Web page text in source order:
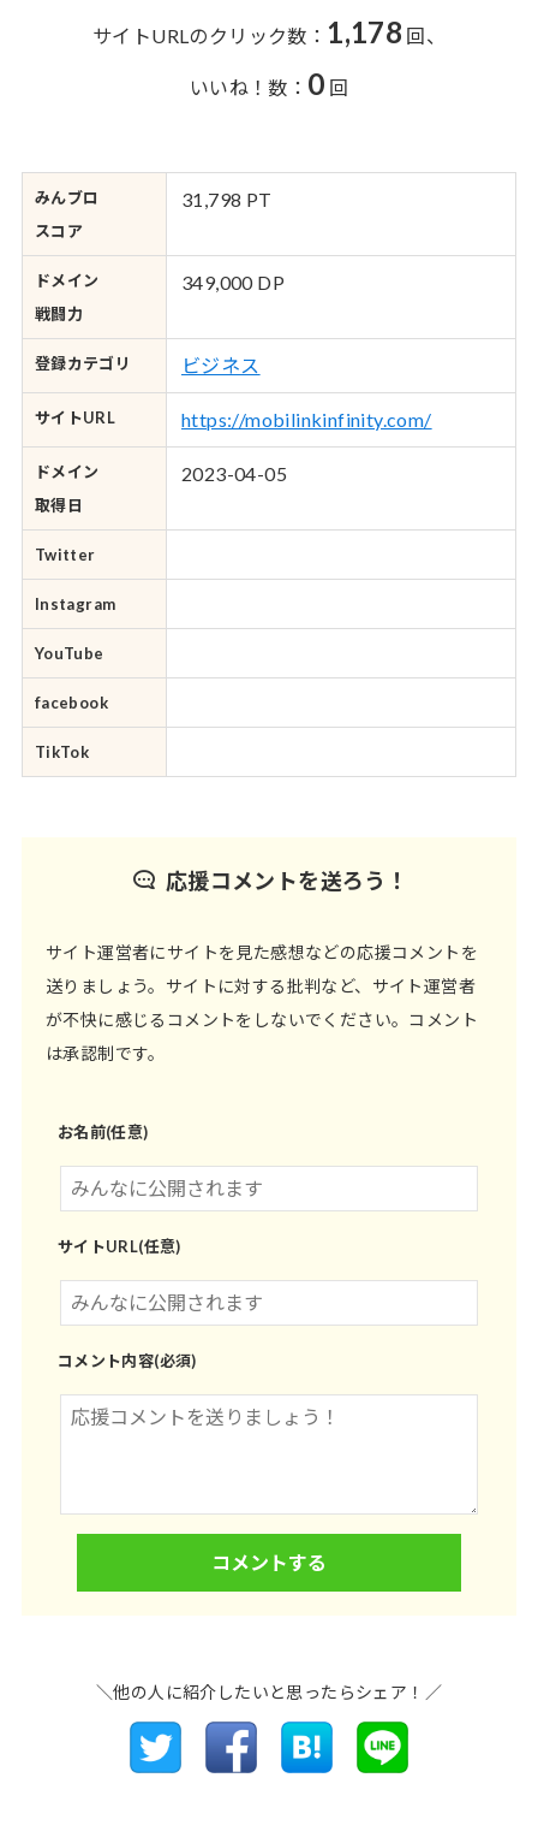
サイトURLのクリック数： 1,178 回、
いいね！数： 0 回
みんブロ
スコア
31,798 PT
ドメイン
戦闘力
349,000 DP
登録カテゴリ ビジネス
サイトURL https://mobilinkinfinity.com/
ドメイン
取得日
2023-04-05
Twitter
Instagram
YouTube
facebook
TikTok
応援コメントを送ろう！
サイト運営者にサイトを見た感想などの応援コメントを
送りましょう。サイトに対する批判など、サイト運営者
が不快に感じるコメントをしないでください。コメント
は承認制です。
お名前(任意)
サイトURL(任意)
コメント内容(必須)
＼他の人に紹介したいと思ったらシェア！／